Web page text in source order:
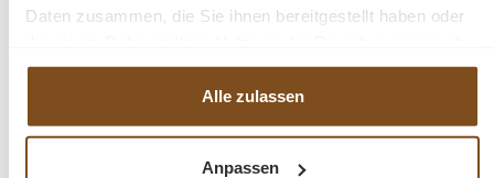
Daten zusammen, die Sie ihnen bereitgestellt haben oder
haben.
Alle zulassen
Anpassen
Fragen zum Produkt?